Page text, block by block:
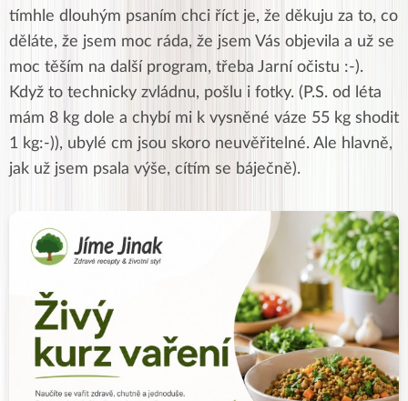
tímhle dlouhým psaním chci říct je, že děkuju za to, co
děláte, že jsem moc ráda, že jsem Vás objevila a už se
moc těším na další program, třeba Jarní očistu :-).
Když to technicky zvládnu, pošlu i fotky. (P.S. od léta
mám 8 kg dole a chybí mi k vysněné váze 55 kg shodit
1 kg:-)), ubylé cm jsou skoro neuvěřitelné. Ale hlavně,
jak už jsem psala výše, cítím se báječně).